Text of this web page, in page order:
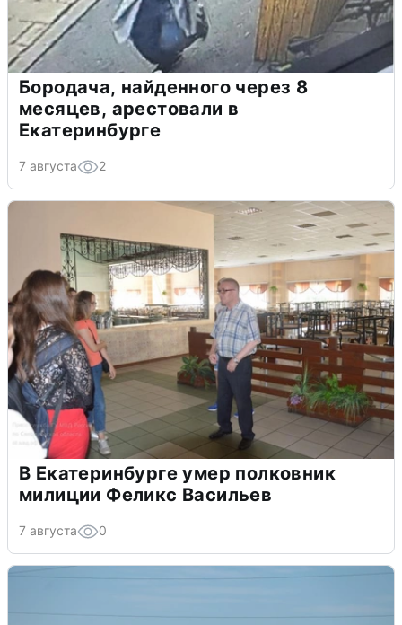
Бородача, найденного через 8
месяцев, арестовали в
Екатеринбурге
7 августа 2
В Екатеринбурге умер полковник
милиции Феликс Васильев
7 августа 0